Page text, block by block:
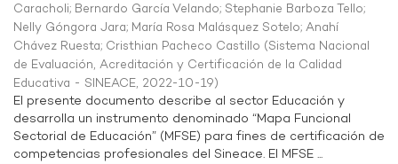
Caracholi; Bernardo García Velando; Stephanie Barboza Tello;
Nelly Góngora Jara; María Rosa Malásquez Sotelo; Anahí
Chávez Ruesta; Cristhian Pacheco Castillo (Sistema Nacional
de Evaluación, Acreditación y Certificación de la Calidad
Educativa - SINEACE, 2022-10-19)
El presente documento describe al sector Educación y
desarrolla un instrumento denominado “Mapa Funcional
Sectorial de Educación” (MFSE) para fines de certificación de
competencias profesionales del Sineace. El MFSE ...